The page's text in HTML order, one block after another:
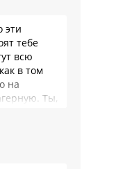
эти
тебе
всю
в том
на
Ты,